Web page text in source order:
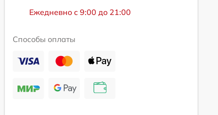
Ежедневно с 9:00 до 21:00
Способы оплаты